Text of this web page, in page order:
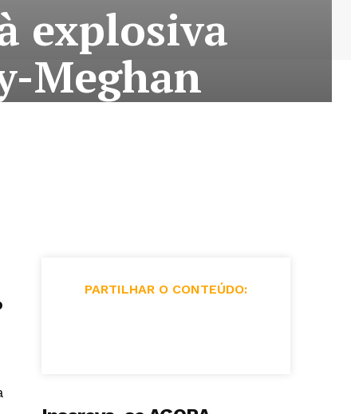
explosiva
Meghan
PARTILHAR O CONTEÚDO: